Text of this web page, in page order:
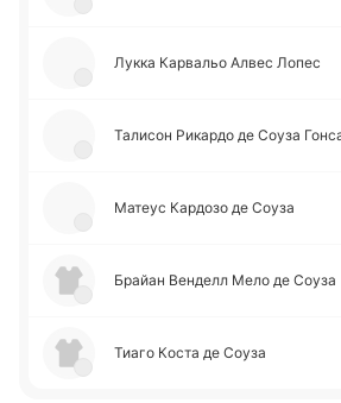
Лукка Ка­рва­льо Алвес Лопес
Та­ли­сон Ри­ка­рдо де Соуза
Матеус Ка­рдо­зо де Соуза
Брайан Ве­нделл Мело де Соуза
Тиаго Коста де Соуза